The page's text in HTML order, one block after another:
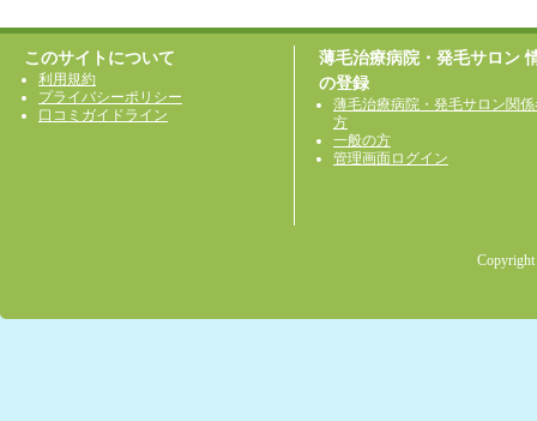
このサイトについて
利用規約
プライバシーポリシー
口コミガイドライン
薄毛治療病院・発毛サロン
の登録
薄毛治療病院・発毛サロン関
方
一般の方
管理画面ログイン
Copyright